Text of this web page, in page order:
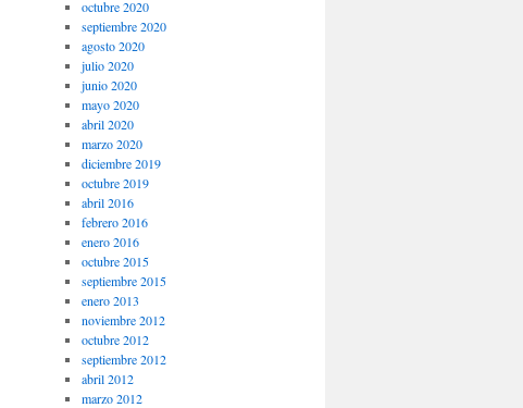
octubre 2020
septiembre 2020
agosto 2020
julio 2020
junio 2020
mayo 2020
abril 2020
marzo 2020
diciembre 2019
octubre 2019
abril 2016
febrero 2016
enero 2016
octubre 2015
septiembre 2015
enero 2013
noviembre 2012
octubre 2012
septiembre 2012
abril 2012
marzo 2012